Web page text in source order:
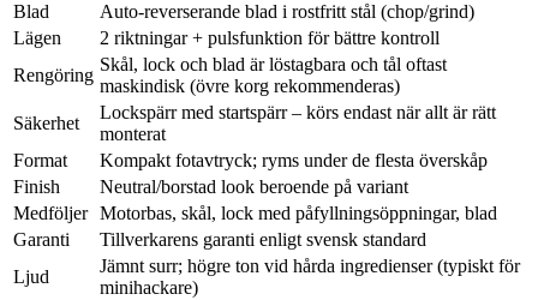
Blad
Auto-reverserande blad i rostfritt stål (chop/grind)
Lägen
2 riktningar + pulsfunktion för bättre kontroll
Rengöring
Skål, lock och blad är löstagbara och tål oftast
maskindisk (övre korg rekommenderas)
Säkerhet
Lockspärr med startspärr – körs endast när allt är rätt
monterat
Format
Kompakt fotavtryck; ryms under de flesta överskåp
Finish
Neutral/borstad look beroende på variant
Medföljer Motorbas, skål, lock med påfyllningsöppningar, blad
Garanti
Tillverkarens garanti enligt svensk standard
Ljud
Jämnt surr; högre ton vid hårda ingredienser (typiskt för
minihackare)